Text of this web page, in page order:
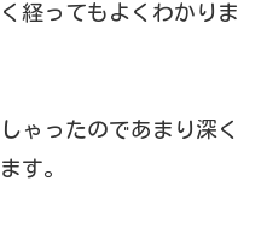
経ってもよくわかりま
ゃったのであまり深く
す。